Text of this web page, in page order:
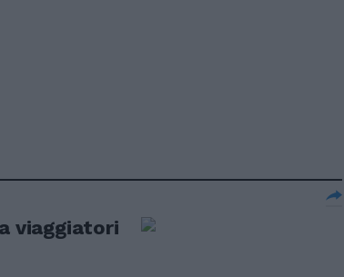
viaggiatori